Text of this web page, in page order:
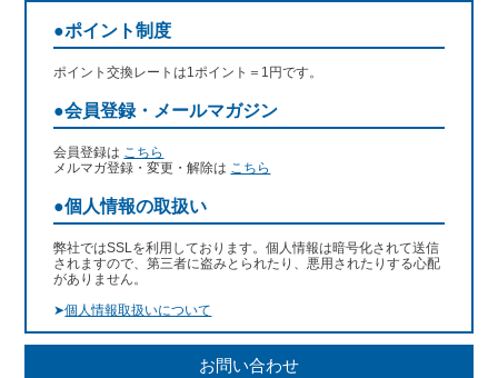
●ポイント制度
ポイント交換レートは1ポイント＝1円です。
●会員登録・メールマガジン
会員登録は こちら
メルマガ登録・変更・解除は こちら
●個人情報の取扱い
弊社ではSSLを利用しております。個人情報は暗号化されて送信
されますので、第三者に盗みとられたり、悪用されたりする心配
がありません。
➤個人情報取扱いについて
お問い合わせ